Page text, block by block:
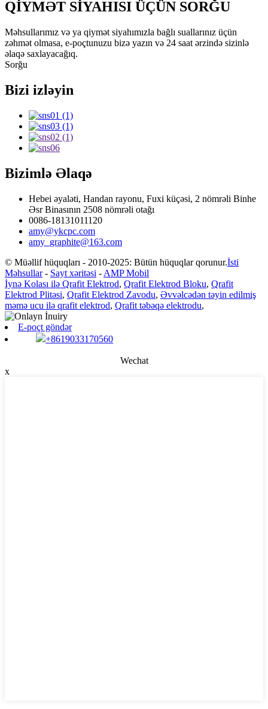
QİYMƏT SİYAHISI ÜÇÜN SORĞU
Məhsullarımız və ya qiymət siyahımızla bağlı suallarınız üçün
zəhmət olmasa, e-poçtunuzu bizə yazın və 24 saat ərzində sizinlə
əlaqə saxlayacağıq.
Sorğu
Bizi izləyin
Bizimlə Əlaqə
Hebei əyaləti, Handan rayonu, Fuxi küçəsi, 2 nömrəli Binhe
Əsr Binasının 2508 nömrəli otağı
0086-18131011120
amy@ykcpc.com
amy_graphite@163.com
© Müəllif hüquqları - 2010-2025: Bütün hüquqlar qorunur.İsti
Məhsullar- Sayt xəritəsi - AMP Mobil
İynə Kolası ilə Qrafit Elektrod, Qrafit Elektrod Bloku, Qrafit
Elektrod Plitəsi, Qrafit Elektrod Zavodu, Əvvəlcədən təyin edilmiş
məmə ucu ilə qrafit elektrod, Qrafit təbəqə elektrodu,
E-poçt göndər
+8619033170560
Wechat
x